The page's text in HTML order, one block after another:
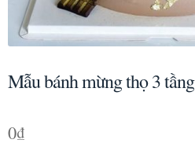
Mẫu bánh mừng thọ 3 tầng
0₫